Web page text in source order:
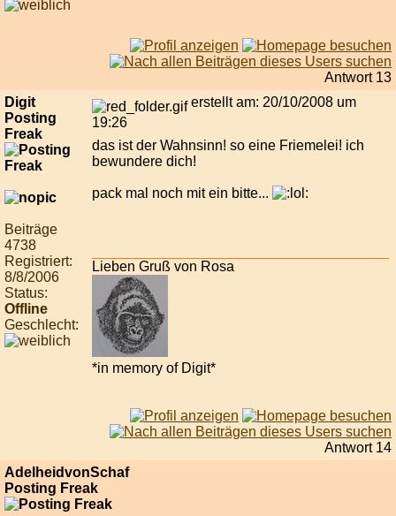
Antwort 13
Digit
Posting
Freak
Beiträge
4738
Registriert:
8/8/2006
Status:
Offline
Geschlecht:
erstellt am: 20/10/2008 um
19:26
das ist der Wahnsinn! so eine Friemelei! ich
bewundere dich!
pack mal noch mit ein bitte...
Lieben Gruß von Rosa
*in memory of Digit*
Antwort 14
AdelheidvonSchaf
Posting Freak